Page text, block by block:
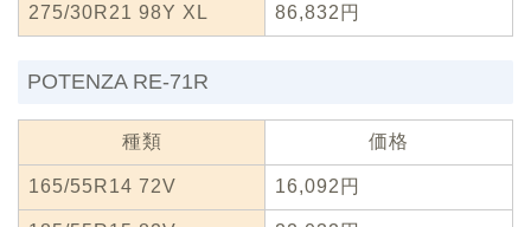
275/30R21 98Y XL 86,832円
POTENZA RE-71R
種類 価格
165/55R14 72V 16,092円